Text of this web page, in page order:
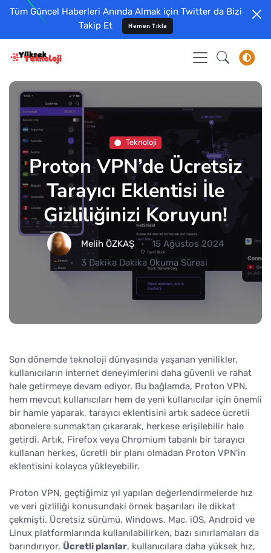
Tüm Güncel Haberleri Anında Almak için Twitter da Bizi
Takip Et
Hemen Tıkla
Teknoloji
Proton VPN’de Ücretsiz
Tarayıcı Eklentisi İle
Gizliliğinizi Koruyun!
Melih ÖZKAŞ
15 Ağustos 2024
3 Dakika Dakika Okuma Süresi
Son dönemde teknoloji dünyasında yaşanan yenilikler,
kullanıcıların internet deneyimlerini daha güvenli ve rahat
hale getirmeye devam ediyor. Bu bağlamda, Proton VPN,
hem mevcut kullanıcıları hem de yeni kullanıcılar için önemli
bir hamle yaparak, tarayıcı eklentisini artık sadece ücretli
abonelere sunmaktan çıkararak, herkese erişilebilir hale
getirdi. Artık, Firefox veya Chromium tabanlı bir tarayıcı
kullanan herkes, ücretli bir planı olmadan Proton VPN'in
eklentisini kolayca yükleyebilir.
Proton VPN, geçtiğimiz yıl yapılan değerlendirmelerde hız
ve veri gizliliği konusundaki örnek başarıları ile dikkat
çekmişti. Ücretsiz sürümü, Windows, Mac, iOS, Android ve
Linux platformlarında kullanılabilirken, bazı sınırlamaları da
barındırıyor. Ücretli planlar, kullanıcılara daha yüksek hız,